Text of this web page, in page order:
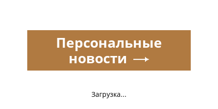
Загрузка...
Персональные
новости